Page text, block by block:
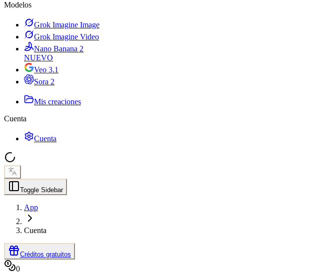
Modelos
Grok Imagine Image
Grok Imagine Video
Nano Banana 2
NUEVO
Veo 3.1
Sora 2
Mis creaciones
Cuenta
Cuenta
Toggle Sidebar
App
Cuenta
Créditos gratuitos
0